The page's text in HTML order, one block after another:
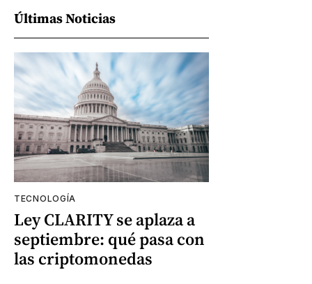
Últimas Noticias
TECNOLOGÍA
Ley CLARITY se aplaza a
septiembre: qué pasa con
las criptomonedas